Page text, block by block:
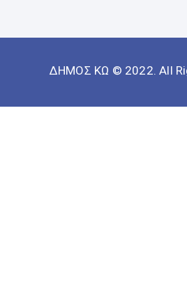
ΔΗΜΟΣ ΚΩ © 2022. All